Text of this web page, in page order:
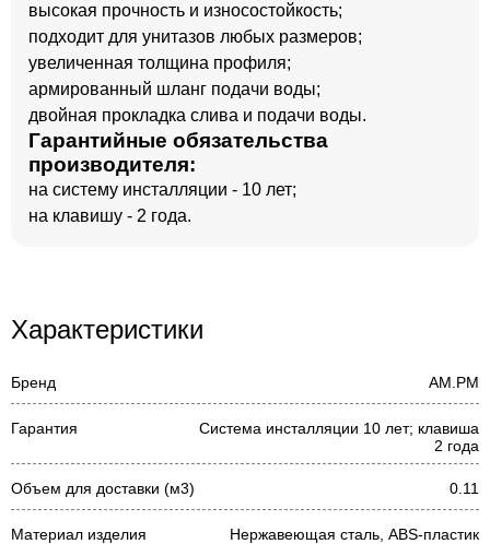
высокая прочность и износостойкость;
подходит для унитазов любых размеров;
увеличенная толщина профиля;
армированный шланг подачи воды;
двойная прокладка слива и подачи воды.
Гарантийные обязательства
производителя:
на систему инсталляции - 10 лет;
на клавишу - 2 года.
Характеристики
Бренд AM.PM
Гарантия
Система инсталляции 10 лет; клавиша
2 года
Объем для доставки (м3) 0.11
Материал изделия Нержавеющая сталь, ABS-пластик